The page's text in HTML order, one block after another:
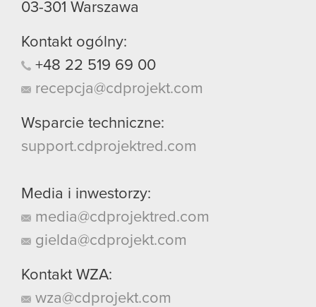
03-301 Warszawa
Kontakt ogólny:
+48 22 519 69 00
recepcja@cdprojekt.com
Wsparcie techniczne:
support.cdprojektred.com
Media i inwestorzy:
media@cdprojektred.com
gielda@cdprojekt.com
Kontakt WZA:
wza@cdprojekt.com